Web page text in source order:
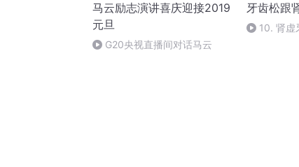
马云励志演讲喜庆迎接2019
元旦
G20央视直播间对话马云
牙齿松跟
10. 肾虚